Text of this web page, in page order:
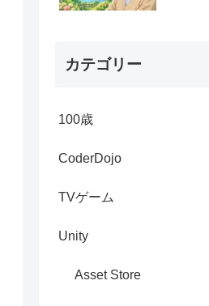
カテゴリー
100歳
CoderDojo
TVゲーム
Unity
Asset Store